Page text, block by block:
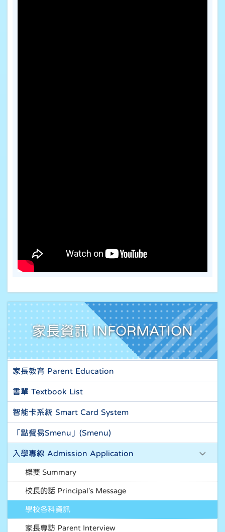
家長資訊 INFORMATION
家長教育 Parent Education
書單 Textbook List
智能卡系統 Smart Card System
「點餐易Smenu」(Smenu)
入學專線 Admission Application
概要 Summary
校長的話 Principal's Message
學校各科資訊
家長專訪 Parent Interview